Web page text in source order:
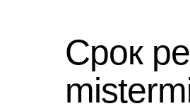
Срок